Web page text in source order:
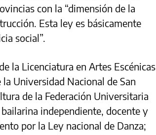
con la “dimensión de la
Esta ley es básicamente
social”.
la Licenciatura en Artes Escénicas
Universidad Nacional de San
de la Federación Universitaria
independiente, docente y
por la Ley nacional de Danza;